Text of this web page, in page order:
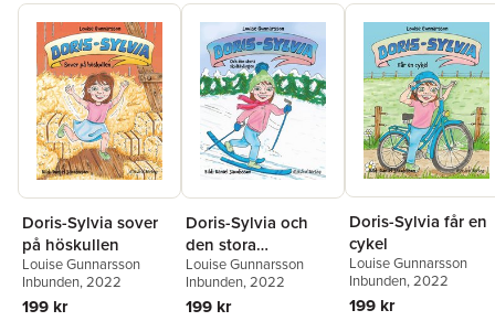
Doris-Sylvia sover
på höskullen
Louise Gunnarsson
Inbunden, 2022
199 kr
Doris-Sylvia och
den stora
skidtävlingen
Louise Gunnarsson
Inbunden, 2022
199 kr
Doris-Sylvia får en
cykel
Louise Gunnarsson
Inbunden, 2022
199 kr